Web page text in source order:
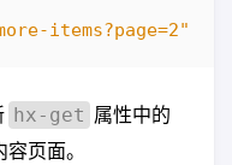
items?page=2"
hx-get 属性中的
页面。